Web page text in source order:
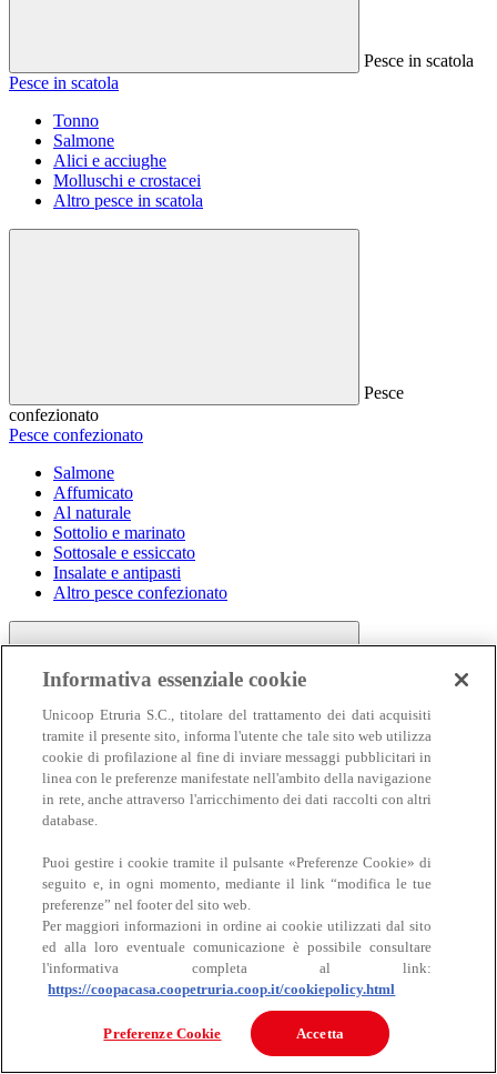
Pesce in scatola
Pesce in scatola
Tonno
Salmone
Alici e acciughe
Molluschi e crostacei
Altro pesce in scatola
Pesce
confezionato
Pesce confezionato
Salmone
Affumicato
Al naturale
Sottolio e marinato
Sottosale e essiccato
Insalate e antipasti
Altro pesce confezionato
Carne
Carne
Bovino
Informativa essenziale cookie
Unicoop Etruria S.C., titolare del trattamento dei dati acquisiti
tramite il presente sito, informa l'utente che tale sito web utilizza
cookie di profilazione al fine di inviare messaggi pubblicitari in
linea con le preferenze manifestate nell'ambito della navigazione
in rete, anche attraverso l'arricchimento dei dati raccolti con altri
database.
Puoi gestire i cookie tramite il pulsante «Preferenze Cookie» di
seguito e, in ogni momento, mediante il link “modifica le tue
preferenze” nel footer del sito web.
Per maggiori informazioni in ordine ai cookie utilizzati dal sito
ed alla loro eventuale comunicazione è possibile consultare
l'informativa completa al link:
https://coopacasa.coopetruria.coop.it/cookiepolicy.html
Preferenze Cookie Accetta